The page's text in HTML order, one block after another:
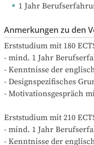
1 Jahr
Anmerkungen zu den
Erststudium mit 180
- mind. 1 Jahr
- Kenntnisse der
- Designspezifisches
- Motivationsgespräch
Erststudium mit 210
- mind. 1 Jahr
- Kenntnisse der